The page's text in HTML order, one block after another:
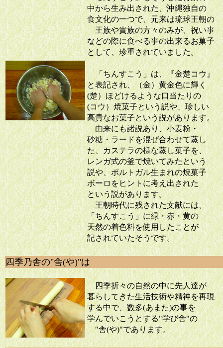
中から生み出された、沖縄独自の
食文化の一つで、元来は琉球王朝の
王族や貴族の方々のみが、祝い事
などの際に食べる事の出来るお菓子
として、珍重されていました。
「ちんすこう」は、『金楚コウ』
と表記され、（金）黄金色に輝く
(楚）ほどけるような口当たりの
(コウ）焼菓子という説や、珍しい
高貴なお菓子という説があります。
由来にも諸説あり、小麦粉・
砂糖・ラードを混ぜ合わせて蒸し
た、カステラの様な蒸し菓子を、
レンガ式の釜で焼いてみたという
説や、ポルトガル生まれの焼菓子
ボーロをヒントに考え出された
という説があります。
王朝時代に残された文献には、
「ちんすこう」に緑・赤・黄の
天然の着色料を使用したことが
記されていたそうです。
四季乃舎の"舎(や)"は
四季折々の自然の中に先人達が
暮らしてきた生活技術や精神を再現
する中で、数多(あまた)の事を
学んでいこうとする"学び舎"の
"舎(や)"であります。